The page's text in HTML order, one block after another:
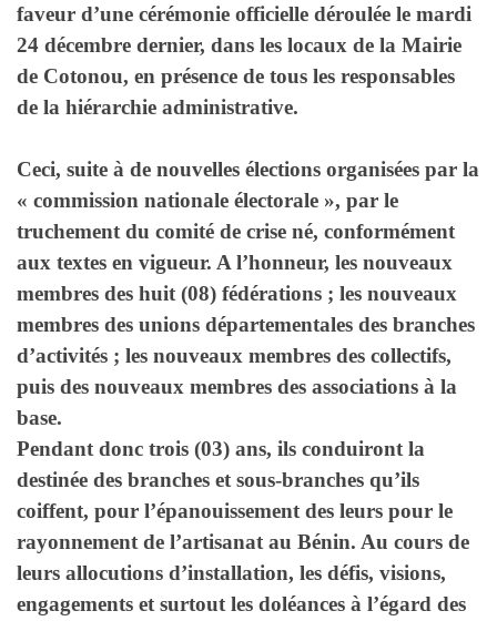
faveur d’une cérémonie officielle déroulée le mardi
24 décembre dernier, dans les locaux de la Mairie
de Cotonou, en présence de tous les responsables
de la hiérarchie administrative.
Ceci, suite à de nouvelles élections organisées par la
« commission nationale électorale », par le
truchement du comité de crise né, conformément
aux textes en vigueur. A l’honneur, les nouveaux
membres des huit (08) fédérations ; les nouveaux
membres des unions départementales des branches
d’activités ; les nouveaux membres des collectifs,
puis des nouveaux membres des associations à la
base.
Pendant donc trois (03) ans, ils conduiront la
destinée des branches et sous-branches qu’ils
coiffent, pour l’épanouissement des leurs pour le
rayonnement de l’artisanat au Bénin. Au cours de
leurs allocutions d’installation, les défis, visions,
engagements et surtout les doléances à l’égard des